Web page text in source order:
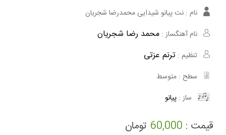
نام : نت پیانو شیدایی محمدرضا شجریان
نام آهنگساز : محمد رضا شجریان
تنظیم : ترنم عزتی
سطح : متوسط
ساز : پیانو
قیمت : 60,000 تومان